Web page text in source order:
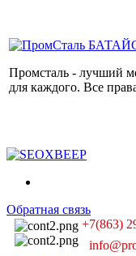
Промсталь - лучший
для каждого. Все
Обратная связь
+7(863)